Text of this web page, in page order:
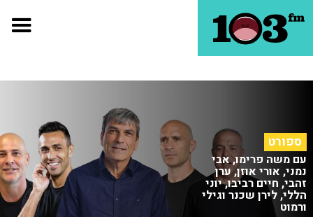
ספורט
עם משה פרימו, אבי
נמני, אורי אוזן, ערן
זהבי, חיים רביבו, יוני
הללי, לירן שכנר וגילי
ורמוט